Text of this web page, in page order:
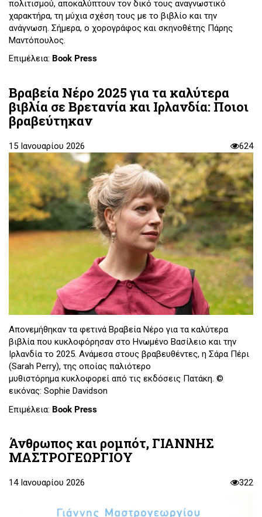
πολιτισμού, αποκαλύπτουν τον δικό τους αναγνωστικό
χαρακτήρα, τη μύχια σχέση τους με το βιβλίο και την
ανάγνωση. Σήμερα, ο χορογράφος και σκηνοθέτης Πάρης
Μαντόπουλος.
Επιμέλεια: Book Press
Βραβεία Νέρο 2025 για τα καλύτερα
βιβλία σε Βρετανία και Ιρλανδία: Ποιοι
βραβεύτηκαν
15 Ιανουαρίου 2026 624
Απονεμήθηκαν τα φετινά Βραβεία Νέρο για τα καλύτερα
βιβλία που κυκλοφόρησαν στο Ηνωμένο Βασίλειο και την
Ιρλανδία το 2025. Ανάμεσα στους βραβευθέντες, η Σάρα Πέρι
(Sarah Perry), της οποίας παλιότερο
μυθιστόρημα κυκλοφορεί από τις εκδόσεις Πατάκη. ©
εικόνας: Sophie Davidson
Επιμέλεια: Book Press
Άνθρωπος και ρομπότ, ΓΙΑΝΝΗΣ
ΜΑΣΤΡΟΓΕΩΡΓΙΟΥ
14 Ιανουαρίου 2026 322